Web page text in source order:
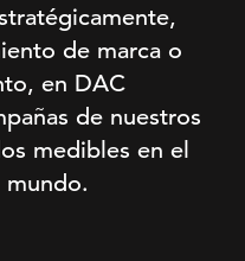
de marca o
en DAC
de nuestros
medibles en el